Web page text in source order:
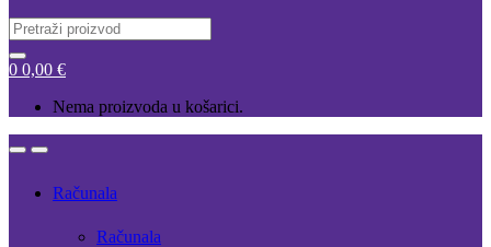
Search
for:
0 0,00 €
Nema proizvoda u košarici.
OpenClose
Računala
Računala